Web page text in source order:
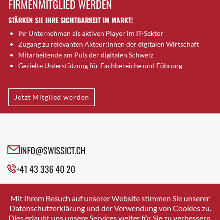
Brugg AG
Brütten
Bubendorf
Bubikon
Buchs (SG)
Bäretswil
Bülach
Cazis
Crissier
Davos Platz
Dierikon
Dietikon
FIRMENMITGLIED WERDEN
STÄRKEN SIE IHRE SICHTBARKEIT IM MARKT!
Ihr Unternehmen als aktiven Player im IT-Sektor
Zugang zu relevanten Akteur:innen der digitalen Wirtschaft
Mitarbeitende am Puls der digitalen Schweiz
Gezielte Unterstützung für Fachbereiche und Führung
Jetzt Mitglied werden
INFO@SWISSICT.CH
+41 43 336 40 20
SWISSICT
VULKANSTRASSE 120
8048 ZURICH
Mit Ihrem Besuch auf unserer Website stimmen Sie unserer
Datenschutzerklärung und der Verwendung von Cookies zu.
Dies erlaubt uns unsere Services weiter für Sie zu verbessern.